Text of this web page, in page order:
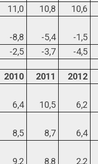
11,0 10,8
10,6
-8,8 -5,4
-1,5
-2,5 -3,7 -4,5
2010 2011 2012
6,4 10,5 6,2
8,5 8,7 6,4
9,2 8,8 2,2